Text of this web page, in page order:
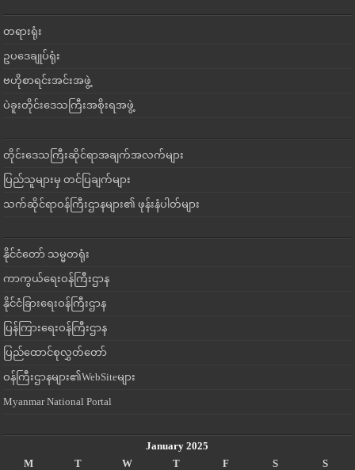
တရားရုံး
ဥပဒေချုပ်ရုံး
ဗဟိုစာရင်းအင်းအဖွဲ့
ပဲခူးတိုင်းဒေသကြီးအစိုးရအဖွဲ့
တိုင်းဒေသကြီးဆိုင်ရာအချက်အလက်များ
ပြည်သူများမှ တင်ပြချက်များ
သက်ဆိုင်ရာဝန်ကြီးဌာနများ၏ ဖုန်းနံပါတ်များ
နိုင်ငံတော် သမ္မတရုံး
ကာကွယ်ရေးဝန်ကြီးဌာန
နိုင်ငံခြားရေးဝန်ကြီးဌာန
ပြန်ကြားရေးဝန်ကြီးဌာန
ပြည်ထောင်စုလွှတ်တော်
ဝန်ကြီးဌာနများ၏WebSiteများ
Myanmar National Portal
January 2025
M
T W T F S S